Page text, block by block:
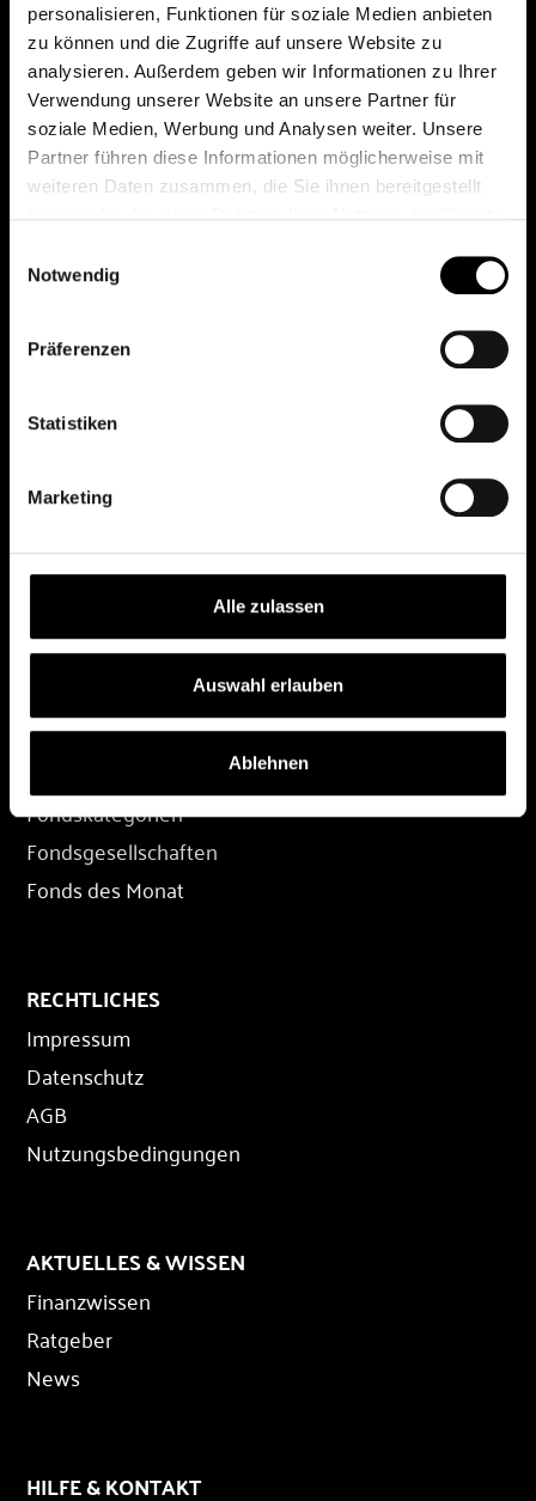
personalisieren, Funktionen für soziale Medien anbieten
zu können und die Zugriffe auf unsere Website zu
analysieren. Außerdem geben wir Informationen zu Ihrer
Verwendung unserer Website an unsere Partner für
soziale Medien, Werbung und Analysen weiter. Unsere
Partner führen diese Informationen möglicherweise mit
weiteren Daten zusammen, die Sie ihnen bereitgestellt
Notwendig
Präferenzen
Statistiken
Marketing
Alle zulassen
Auswahl erlauben
Ablehnen
Das erste Depot in Österreich mit 0€ Kontoführung,
0€ Ausgabeaufschlag und 0€ Depotgebühren bei
knapp 2000 Fonds und 0€ Orderspesen.
All rights reserved.
Depot eröffnen
Depot übertragen
Konditionen
FONDS
Fondskategorien
Fondsgesellschaften
Fonds des Monat
RECHTLICHES
Impressum
Datenschutz
AGB
Nutzungsbedingungen
AKTUELLES & WISSEN
Finanzwissen
Ratgeber
News
HILFE & KONTAKT